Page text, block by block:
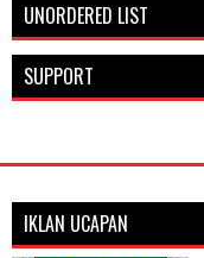
UNORDERED LIST
SUPPORT
IKLAN UCAPAN